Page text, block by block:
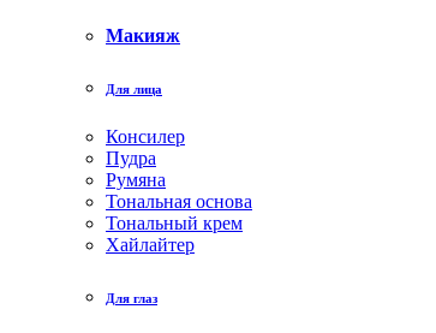
Макияж
Для лица
Консилер
Пудра
Румяна
Тональная основа
Тональный крем
Хайлайтер
Для глаз